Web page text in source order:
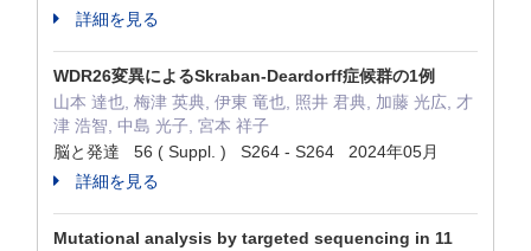
詳細を見る
WDR26変異によるSkraban-Deardorff症候群の1例
山本 達也, 梅津 英典, 伊東 竜也, 照井 君典, 加藤 光広, 才
津 浩智, 中島 光子, 宮本 祥子
脳と発達 56 ( Suppl. ) S264 - S264 2024年05月
詳細を見る
Mutational analysis by targeted sequencing in 11